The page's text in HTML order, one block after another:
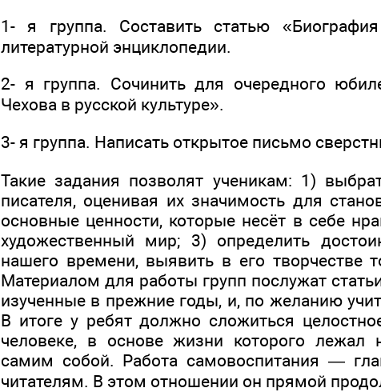
1- я группа. Составить статью
литературной энциклопедии.
2- я группа. Сочинить для очередного
Чехова в русской культуре».
3- я группа. Написать открытое письмо
Такие задания позволят ученикам: 1)
писателя, оценивая их значимость для
основные ценности, которые несёт в себе
художественный мир; 3) определить
нашего времени, выявить в его творчестве
Материалом для работы групп послужат
изученные в прежние годы, и, по желанию
В итоге у ребят должно сложиться
человеке, в основе жизни которого лежал
самим собой. Работа самовоспитания —
читателям. В этом отношении он прямой